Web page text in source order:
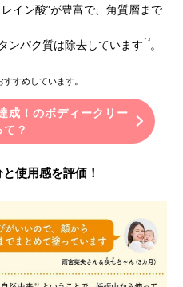
イン酸”が豊富で、角質層まで
ンパク質は除去しています ＊3 。
すめしています。
成！のボディークリー
て？
使用感を評価！